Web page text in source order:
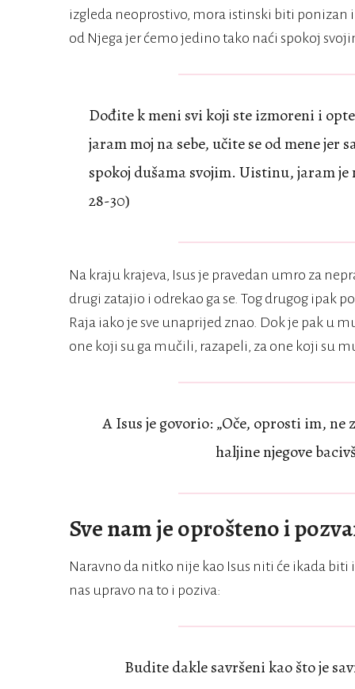
izgleda neoprostivo, mora istinski biti ponizan
od Njega jer ćemo jedino tako naći spokoj
Dođite k meni svi koji ste izmoreni i
jaram moj na sebe, učite se od mene jer
spokoj dušama svojim. Uistinu, jaram je
28-30)
Na kraju krajeva, Isus je pravedan umro za
drugi zatajio i odrekao ga se. Tog drugog ipak
Raja iako je sve unaprijed znao. Dok je pak u
one koji su ga mučili, razapeli, za one koji su
A Isus je govorio: „Oče, oprosti im, ne
haljine njegove
Sve nam je oprošteno i
Naravno da nitko nije kao Isus niti će ikada biti
nas upravo na to i poziva:
Budite dakle savršeni kao što je